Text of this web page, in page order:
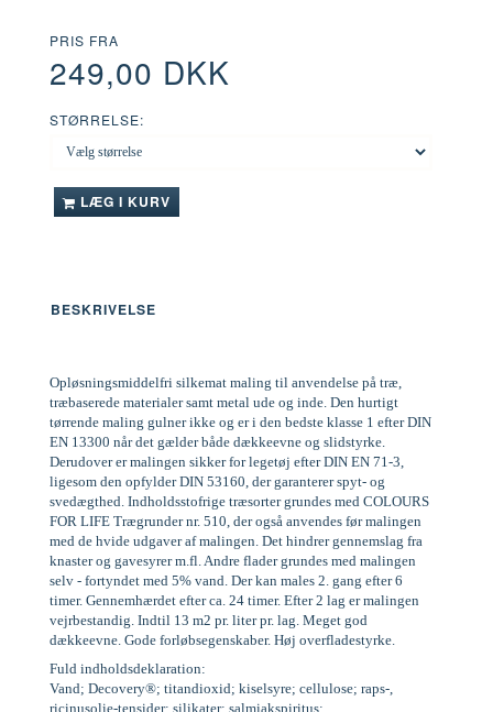
PRIS FRA
249,00 DKK
STØRRELSE:
LÆG I KURV
BESKRIVELSE
Opløsningsmiddelfri silkemat maling til anvendelse på træ,
træbaserede materialer samt metal ude og inde. Den hurtigt
tørrende maling gulner ikke og er i den bedste klasse 1 efter DIN
EN 13300 når det gælder både dækkeevne og slidstyrke.
Derudover er malingen sikker for legetøj efter DIN EN 71-3,
ligesom den opfylder DIN 53160, der garanterer spyt- og
svedægthed. Indholdsstofrige træsorter grundes med COLOURS
FOR LIFE Trægrunder nr. 510, der også anvendes før malingen
med de hvide udgaver af malingen. Det hindrer gennemslag fra
knaster og gavesyrer m.fl. Andre flader grundes med malingen
selv - fortyndet med 5% vand. Der kan males 2. gang efter 6
timer. Gennemhærdet efter ca. 24 timer. Efter 2 lag er malingen
vejrbestandig. Indtil 13 m2 pr. liter pr. lag. Meget god
dækkeevne. Gode forløbsegenskaber. Høj overfladestyrke.
Fuld indholdsdeklaration:
Vand; Decovery®; titandioxid; kiselsyre; cellulose; raps-,
ricinusolie-tensider; silikater; salmiakspiritus;